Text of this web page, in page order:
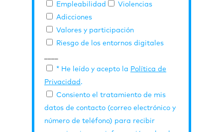
Empleabilidad
Violencias
Adicciones
Valores y participación
Riesgo de los entornos digitales
* He leído y acepto la Política de
Privacidad .
Consiento el tratamiento de mis
datos de contacto (correo electrónico y
número de teléfono) para recibir